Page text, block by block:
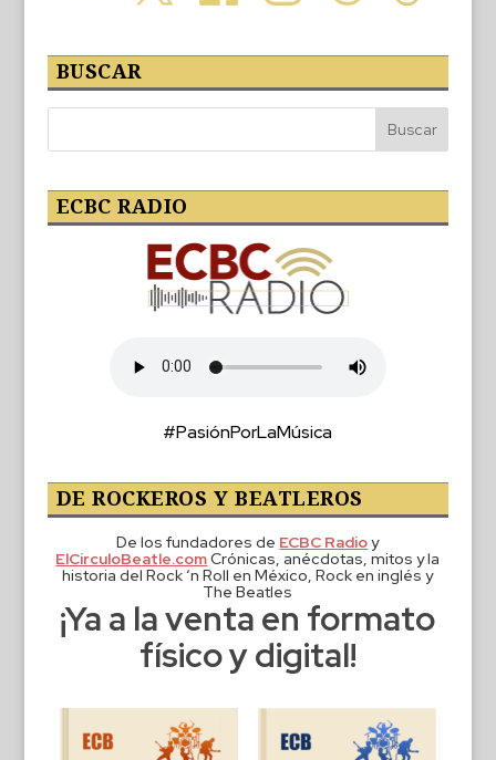
BUSCAR
ECBC RADIO
#PasiónPorLaMúsica
DE ROCKEROS Y BEATLEROS
De los fundadores de ECBC Radioy
ElCirculoBeatle.comCrónicas, anécdotas, mitos y la
historia del Rock ‘n Roll en México, Rock en inglés y
The Beatles
¡Ya a la venta en formato
físico y digital!